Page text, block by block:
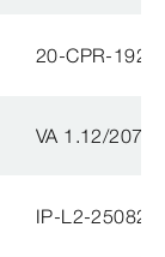
20-CPR-192-
VA 1.12/20786
IP-L2-250825